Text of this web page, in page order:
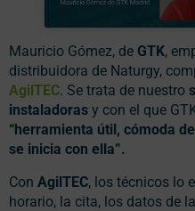
Mauricio Gómez, de GTK,
distribuidora de Naturgy,
AgilTEC. Se trata de nuestro
instaladoras y con el que
“herramienta útil, cómoda
se inicia con ella”.
Con AgilTEC, los técnicos lo
horario, la cita, los datos de